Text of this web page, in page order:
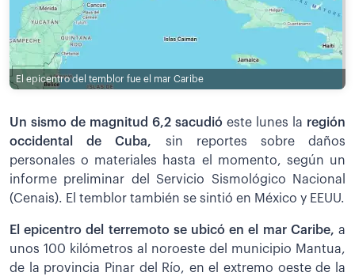
El epicentro del temblor fue el mar Caribe
Un sismo de magnitud 6,2 sacudió este lunes la región
occidental de Cuba, sin reportes sobre daños
personales o materiales hasta el momento, según un
informe preliminar del Servicio Sismológico Nacional
(Cenais). El temblor también se sintió en México y EEUU.
El epicentro del terremoto se ubicó en el mar Caribe, a
unos 100 kilómetros al noroeste del municipio Mantua,
de la provincia Pinar del Río, en el extremo oeste de la